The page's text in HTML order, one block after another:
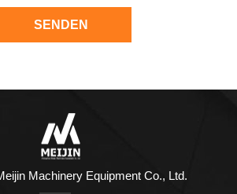
SENDEN
Machinery Equipment Co., Ltd.